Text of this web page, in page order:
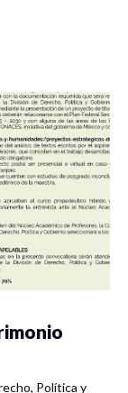
Política y